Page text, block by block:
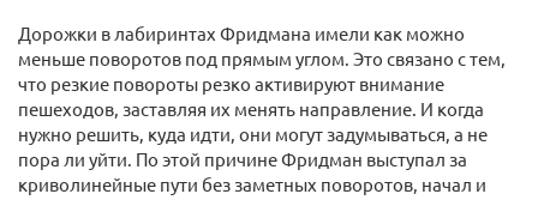
Дорожки в лабиринтах Фридмана имели как можно
меньше поворотов под прямым углом. Это связано с тем,
что резкие повороты резко активируют внимание
пешеходов, заставляя их менять направление. И когда
нужно решить, куда идти, они могут задумываться, а не
пора ли уйти. По этой причине Фридман выступал за
криволинейные пути без заметных поворотов, начал и